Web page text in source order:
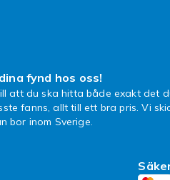
fynd hos oss!
att du ska hitta både exakt det
fanns, allt till ett bra pris. Vi
bor inom Sverige.